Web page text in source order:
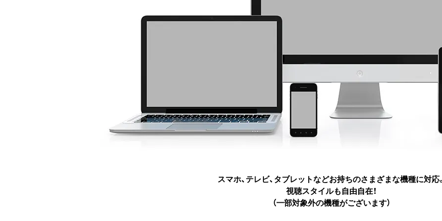
スマホ、テレビ、タブレットなどお持ちのさまざまな機種に対応
視聴スタイルも自由自在！
（一部対象外の機種がございます）